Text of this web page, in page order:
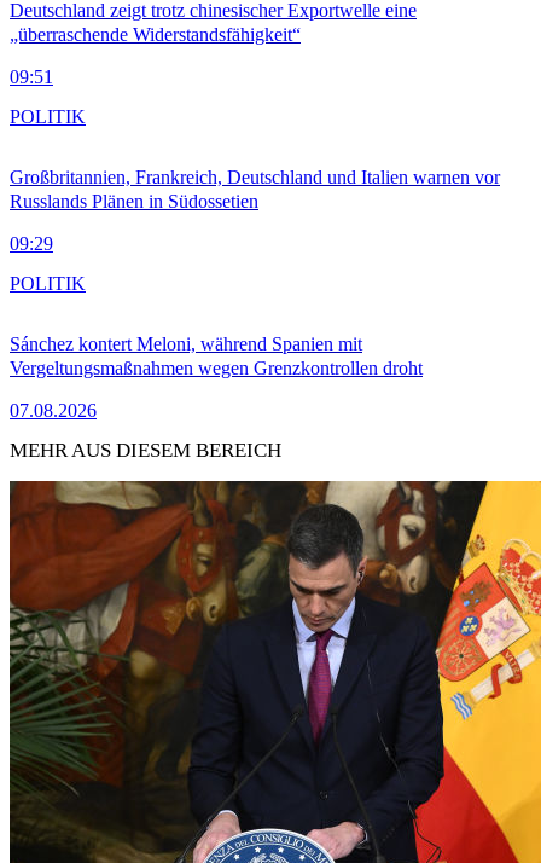
Deutschland zeigt trotz chinesischer Exportwelle eine
„überraschende Widerstandsfähigkeit“
09:51
Großbritannien, Frankreich, Deutschland und Italien warnen vor
Russlands Plänen in Südossetien
09:29
POLITIK
Sánchez kontert Meloni, während Spanien mit
Vergeltungsmaßnahmen wegen Grenzkontrollen droht
07.08.2026
POLITIK
MEHR AUS DIESEM BEREICH